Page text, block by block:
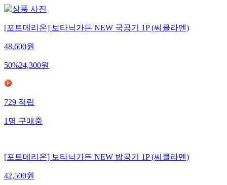
[포트메리온] 보타닉가든 NEW 국공기 1P (씨클라멘)
48,600원
50%24,300원
729 적립
1 명 구매중
[포트메리온] 보타닉가든 NEW 밥공기 1P (씨클라멘)
42,500원